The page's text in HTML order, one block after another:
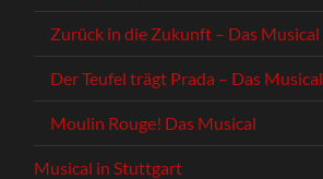
Zurück in die Zukunft – Das Musical
Der Teufel trägt Prada – Das Musical
Moulin Rouge! Das Musical
Musical in Stuttgart